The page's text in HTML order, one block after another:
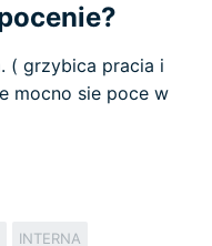
( grzybica pracia i
mocno sie poce w
INTERNA